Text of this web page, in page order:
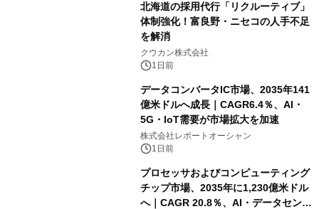
北海道の採用代行「リクルーティブ」
体制強化！富良野・ニセコの人手不足
を解消
クウカン株式会社
1日前
データコンバータIC市場、2035年141
億米ドルへ成長｜CAGR6.4％、AI・
5G・IoT需要が市場拡大を加速
株式会社レポートオーシャン
1日前
プロセッサおよびコンピューティング
チップ市場、2035年に1,230億米ドル
へ｜CAGR 20.8％、AI・データセンタ